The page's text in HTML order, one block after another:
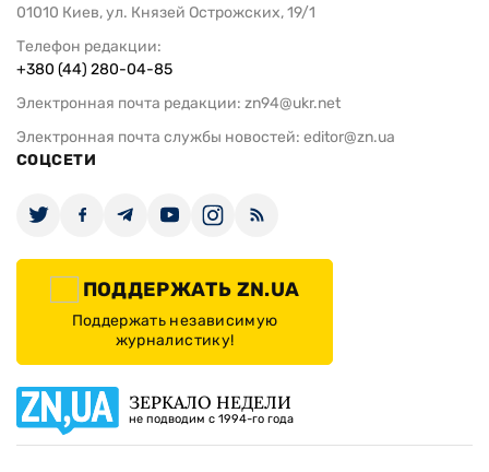
01010 Киев, ул. Князей Острожских, 19/1
Телефон редакции:
+380 (44) 280-04-85
Электронная почта редакции: zn94@ukr.net
Электронная почта службы новостей: editor@zn.ua
СОЦСЕТИ
ПОДДЕРЖАТЬ ZN.UA
Поддержать независимую
журналистику!
ЗЕРКАЛО НЕДЕЛИ
не подводим с 1994-го года